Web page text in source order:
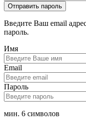
Введите Ваш email
пароль.
Имя
Email
Пароль
мин. 6 символов